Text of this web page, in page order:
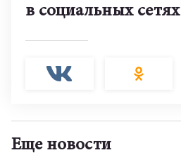
в социальных сетях
Еще новости